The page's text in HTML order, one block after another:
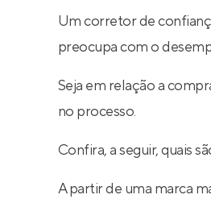
Um corretor de
preocupa com o
Seja em relação a
no processo.
Confira, a seguir, quais
A partir de uma marca